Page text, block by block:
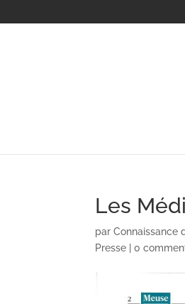
Les
parConnaissance
Presse |0